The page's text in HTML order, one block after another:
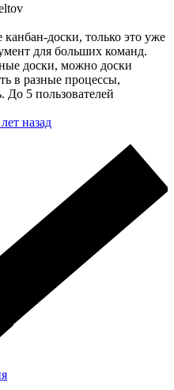
доски, только это уже
для больших команд.
доски, можно доски
в разные процессы,
До 5 пользователей
назад